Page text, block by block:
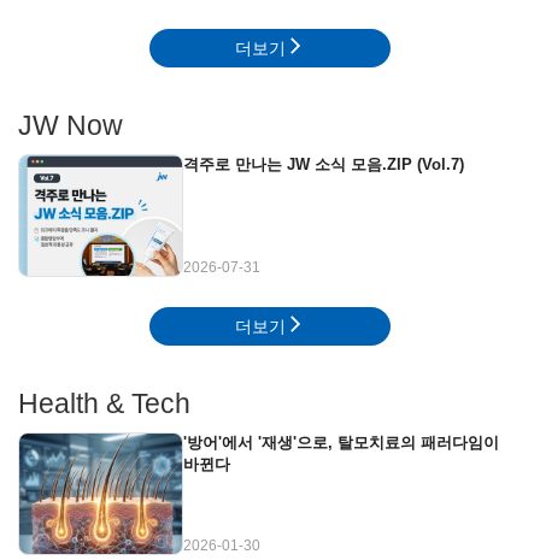
더보기
JW Now
격주로 만나는 JW 소식 모음.ZIP (Vol.7)
2026-07-31
더보기
Health & Tech
'방어'에서 '재생'으로, 탈모치료의 패러다임이
바뀐다
2026-01-30